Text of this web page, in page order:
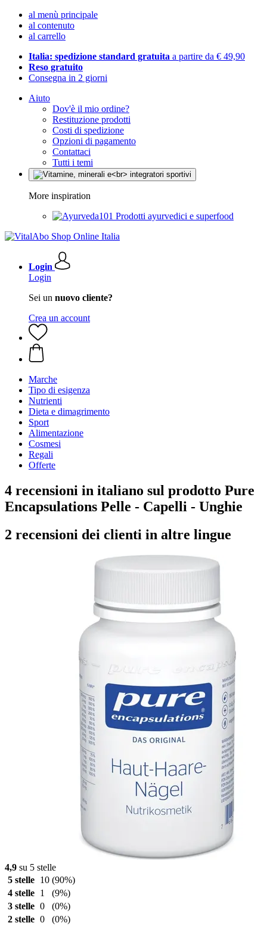
al menù principale
al contenuto
al carrello
Italia: spedizione standard gratuita a partire da € 49,90
Reso gratuito
Consegna in 2 giorni
Aiuto
Dov'è il mio ordine?
Restituzione prodotti
Costi di spedizione
Opzioni di pagamento
Contattaci
Tutti i temi
More inspiration
Prodotti ayurvedici e superfood
Login
Login
Sei un nuovo cliente?
Crea un account
Marche
Tipo di esigenza
Nutrienti
Dieta e dimagrimento
Sport
Alimentazione
Cosmesi
Regali
Offerte
4 recensioni in italiano sul prodotto Pure
Encapsulations Pelle - Capelli - Unghie
2 recensioni dei clienti in altre lingue
4,9 su 5 stelle
5 stelle
10 (90%)
4 stelle
1
(9%)
3 stelle 0
(0%)
2 stelle 0
(0%)